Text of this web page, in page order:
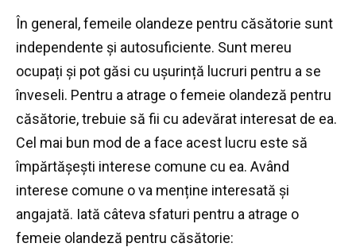
În general, femeile olandeze pentru căsătorie sunt
independente și autosuficiente. Sunt mereu
ocupați și pot găsi cu ușurință lucruri pentru a se
înveseli. Pentru a atrage o femeie olandeză pentru
căsătorie, trebuie să fii cu adevărat interesat de ea.
Cel mai bun mod de a face acest lucru este să
împărtășești interese comune cu ea. Având
interese comune o va menține interesată și
angajată. Iată câteva sfaturi pentru a atrage o
femeie olandeză pentru căsătorie: